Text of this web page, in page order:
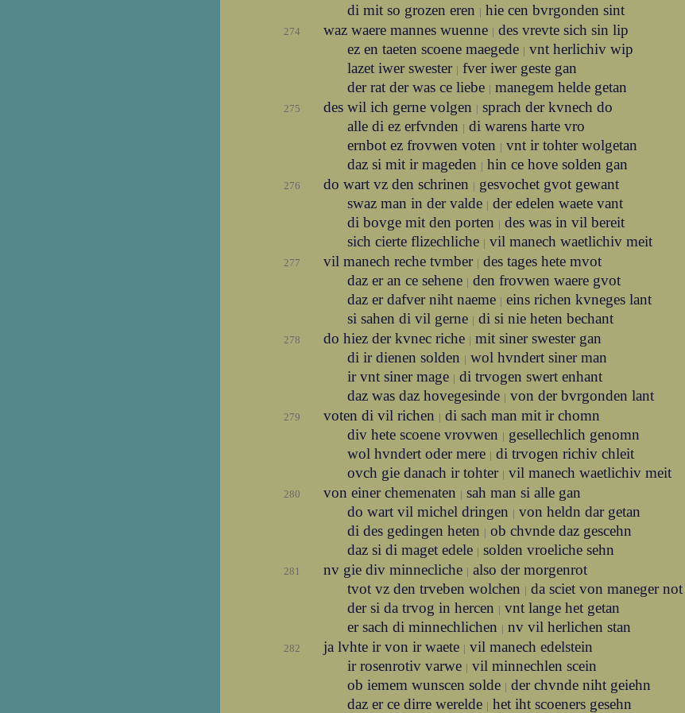
di mit so grozen eren | hie cen bvrgonden sint
274 waz waere mannes wuenne | des vrevte sich sin lip
ez en taeten scoene maegede | vnt herlichiv wip
lazet iwer swester | fver iwer geste gan
der rat der was ce liebe | manegem helde getan
275 des wil ich gerne volgen | sprach der kvnech do
alle di ez erfvnden | di warens harte vro
ernbot ez frovwen voten | vnt ir tohter wolgetan
daz si mit ir mageden | hin ce hove solden gan
276 do wart vz den schrinen | gesvochet gvot gewant
swaz man in der valde | der edelen waete vant
di bovge mit den porten | des was in vil bereit
sich cierte flizechliche | vil manech waetlichiv meit
277 vil manech reche tvmber | des tages hete mvot
daz er an ce sehene | den frovwen waere gvot
daz er dafver niht naeme | eins richen kvneges lant
si sahen di vil gerne | di si nie heten bechant
278 do hiez der kvnec riche | mit siner swester gan
di ir dienen solden | wol hvndert siner man
ir vnt siner mage | di trvogen swert enhant
daz was daz hovegesinde | von der bvrgonden lant
279 voten di vil richen | di sach man mit ir chomn
div hete scoene vrovwen | gesellechlich genomn
wol hvndert oder mere | di trvogen richiv chleit
ovch gie danach ir tohter | vil manech waetlichiv meit
280 von einer chemenaten | sah man si alle gan
do wart vil michel dringen | von heldn dar getan
di des gedingen heten | ob chvnde daz gescehn
daz si di maget edele | solden vroeliche sehn
281 nv gie div minnecliche | also der morgenrot
tvot vz den trveben wolchen | da sciet von maneger not
der si da trvog in hercen | vnt lange het getan
er sach di minnechlichen | nv vil herlichen stan
282 ja lvhte ir von ir waete | vil manech edelstein
ir rosenrotiv varwe | vil minnechlen scein
ob iemem wunscen solde | der chvnde niht geiehn
daz er ce dirre werelde | het iht scoeners gesehn